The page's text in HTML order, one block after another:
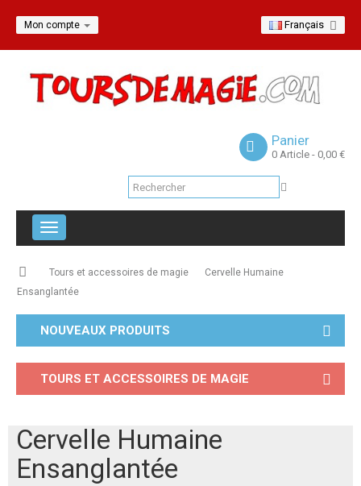
Mon compte Français
Panier
0 Article - 0,00 €
Navigation
bascule
Tours et accessoires de magie
Cervelle Humaine
Ensanglantée
NOUVEAUX PRODUITS
TOURS ET ACCESSOIRES DE MAGIE
Cervelle Humaine
Ensanglantée